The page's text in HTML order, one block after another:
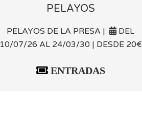
PELAYOS
PELAYOS DE LA PRESA |
DEL
10/07/26 AL 24/03/30 | DESDE 20€
ENTRADAS